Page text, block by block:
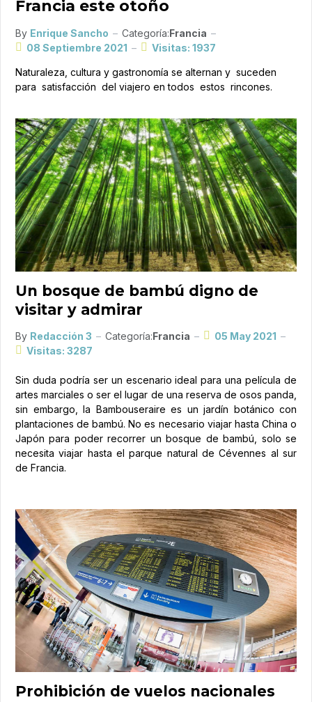
Francia este otoño
By Enrique Sancho Categoría:Francia
08 Septiembre 2021
Visitas: 1937
Naturaleza, cultura y gastronomía se alternan y suceden
para satisfacción del viajero en todos estos rincones.
Un bosque de bambú digno de
visitar y admirar
By Redacción 3 Categoría:Francia
05 May 2021
Visitas: 3287
Sin duda podría ser un escenario ideal para una película de
artes marciales o ser el lugar de una reserva de osos panda,
sin embargo, la Bambouseraire es un jardín botánico con
plantaciones de bambú. No es necesario viajar hasta China o
Japón para poder recorrer un bosque de bambú, solo se
necesita viajar hasta el parque natural de Cévennes al sur
de Francia.
Prohibición de vuelos nacionales